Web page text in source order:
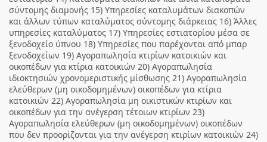
σύντομης διαμονής 15) Υπηρεσίες καταλυμάτων διακοπών
και άλλων τύπων καταλύματος σύντομης διάρκειας 16) Άλλες
υπηρεσίες καταλύματος 17) Υπηρεσίες εστιατορίου μέσα σε
ξενοδοχείο ύπνου 18) Υπηρεσίες που παρέχονται από μπαρ
ξενοδοχείων 19) Αγοραπωλησία κτιρίων κατοικιών και
οικοπέδων για κτίρια κατοικιών 20) Αγοραπωλησία
ιδιοκτησιών χρονομεριστικής μίσθωσης 21) Αγοραπωλησία
ελεύθερων (μη οικοδομημένων) οικοπέδων για κτίρια
κατοικιών 22) Αγοραπωλησία μη οικιστικών κτιρίων και
οικοπέδων για την ανέγερση τέτοιων κτιρίων 23)
Αγοραπωλησία ελεύθερων (μη οικοδομημένων) οικοπέδων
που δεν προορίζονται για την ανέγερση κτιρίων κατοικιών 24)